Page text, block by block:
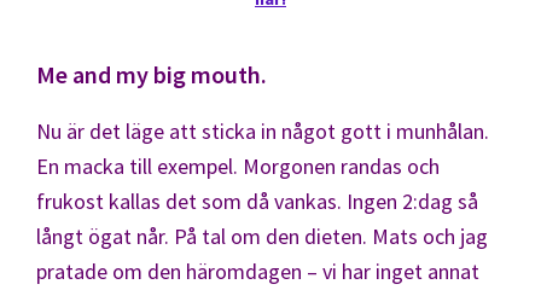
Me and my big mouth.
Nu är det läge att sticka in något gott i munhålan.
En macka till exempel. Morgonen randas och
frukost kallas det som då vankas. Ingen 2:dag så
långt ögat når. På tal om den dieten. Mats och jag
pratade om den häromdagen – vi har inget annat